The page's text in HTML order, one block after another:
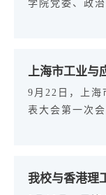
EBC，老师们
学院党委、政
院党委、数学
16日，被巡视
上，各巡视组
和工作安排。
9月22日，上海
表大会第一次
路校区顺利召
高校、企事业